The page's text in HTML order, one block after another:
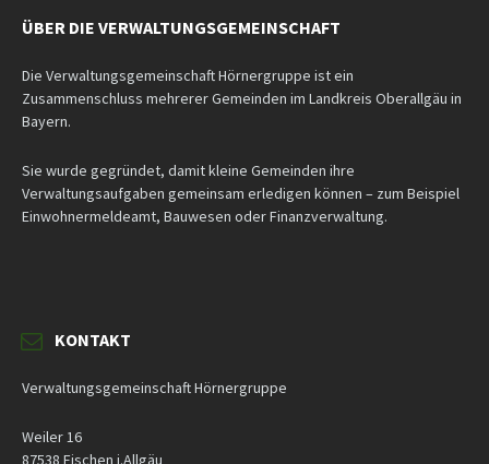
ÜBER DIE VERWALTUNGSGEMEINSCHAFT
Die Verwaltungsgemeinschaft Hörnergruppe ist ein
Zusammenschluss mehrerer Gemeinden im Landkreis Oberallgäu in
Bayern.
Sie wurde gegründet, damit kleine Gemeinden ihre
Verwaltungsaufgaben gemeinsam erledigen können – zum Beispiel
Einwohnermeldeamt, Bauwesen oder Finanzverwaltung.
KONTAKT
Verwaltungsgemeinschaft Hörnergruppe
Weiler 16
87538 Fischen i.Allgäu